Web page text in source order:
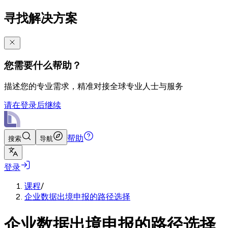
寻找解决方案
您需要什么帮助？
描述您的专业需求，精准对接全球专业人士与服务
请在登录后继续
搜索 导航 帮助
登录
课程/
企业数据出境申报的路径选择